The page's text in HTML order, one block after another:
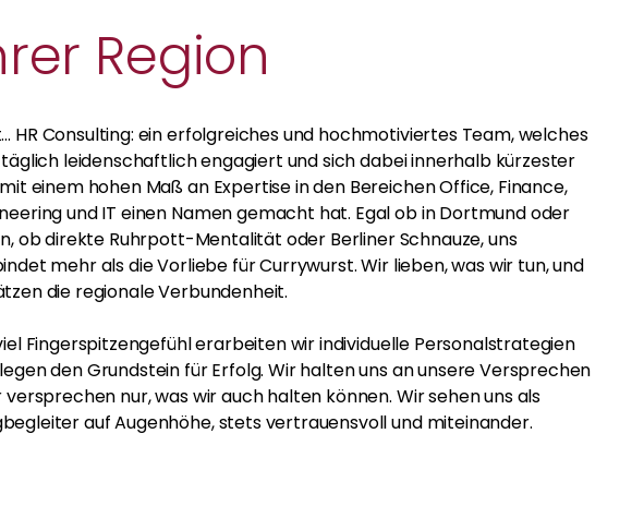
Region
HR Consulting: ein erfolgreiches und hochmotiviertes Team, welches
leidenschaftlich engagiert und sich dabei innerhalb kürzester
einem hohen Maß an Expertise in den Bereichen Office, Finance,
und IT einen Namen gemacht hat. Egal ob in Dortmund oder
ob direkte Ruhrpott-Mentalität oder Berliner Schnauze, uns
mehr als die Vorliebe für Currywurst. Wir lieben, was wir tun, und
die regionale Verbundenheit.
Fingerspitzengefühl erarbeiten wir individuelle Personalstrategien
den Grundstein für Erfolg. Wir halten uns an unsere Versprechen
versprechen nur, was wir auch halten können. Wir sehen uns als
auf Augenhöhe, stets vertrauensvoll und miteinander.